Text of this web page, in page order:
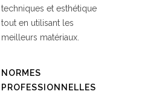
techniques et esthétique
tout en utilisant les
meilleurs matériaux.
NORMES
PROFESSIONNELLES